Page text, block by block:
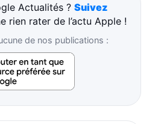
Actualités ? Suivez
rien rater de l’actu Apple !
de nos publications :